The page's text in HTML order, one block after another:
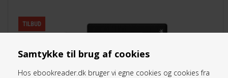
Samtykke til brug af cookies
Hos ebookreader.dk bruger vi egne cookies og cookies fra
TILBUD